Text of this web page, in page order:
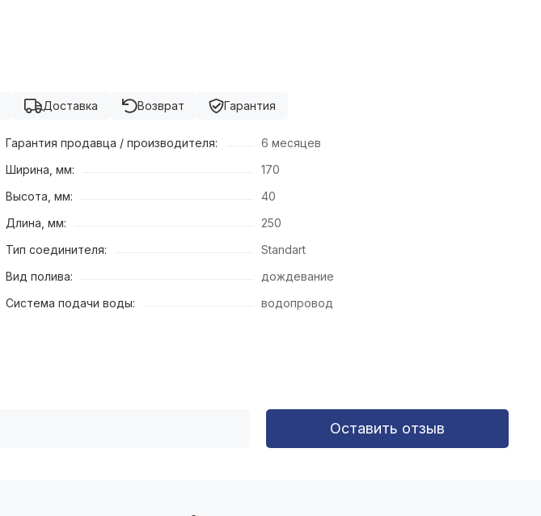
Доставка Возврат Гарантия
Гарантия продавца / производителя:
6 месяцев
Ширина, мм:
170
Высота, мм:
40
Длина, мм:
250
Тип соединителя:
Standart
Вид полива:
дождевание
Система подачи воды:
водопровод
Оставить отзыв